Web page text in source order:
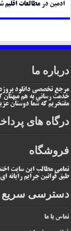
ادمین درمطالعات اقلیم
درباره ما
مرجع تخصصی دانلود پروژه
مفتخریم که شما دوستان
درگاه های
فروشگاه
تمامی مطالب این سایت
طبق قوانین جرایم رایانه
دسترسی سریع
تماس با ما